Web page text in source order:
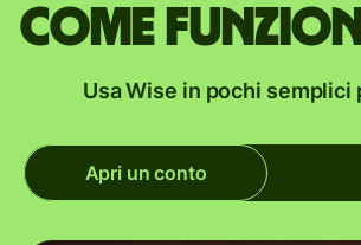
Come
Usa Wise in pochi semplici
Apri un conto